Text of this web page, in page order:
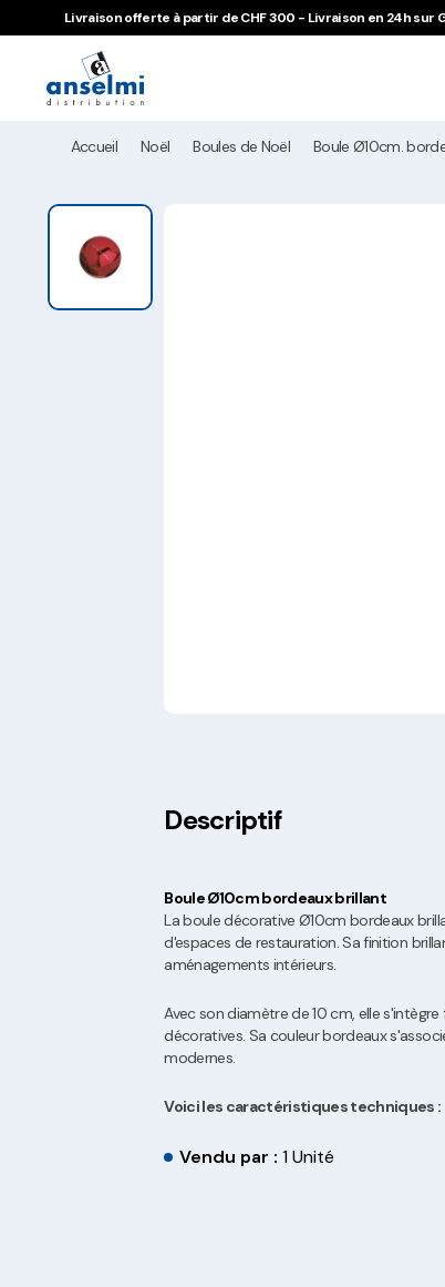
Aller au contenu
Aller à la navigation principale
Livraison offerte à partir de CHF 300 - Livraison en 24h sur
Accueil Noël Boules de Noël Boule Ø10cm.
Descriptif
Boule Ø10cm bordeaux brillant
La boule décorative Ø10cm bordeaux
d'espaces de restauration. Sa finition
aménagements intérieurs.
Avec son diamètre de 10 cm, elle
décoratives. Sa couleur bordeaux
modernes.
Voici les caractéristiques techniques :
Vendu par :1 Unité